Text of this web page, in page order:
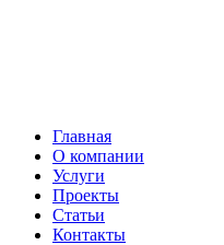
Главная
О компании
Услуги
Проекты
Статьи
Контакты